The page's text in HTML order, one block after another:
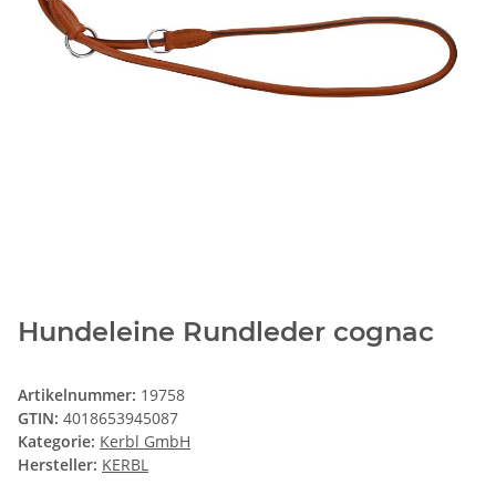
Hundeleine Rundleder cognac
Artikelnummer: 19758
GTIN: 4018653945087
Kategorie: Kerbl GmbH
Hersteller: KERBL